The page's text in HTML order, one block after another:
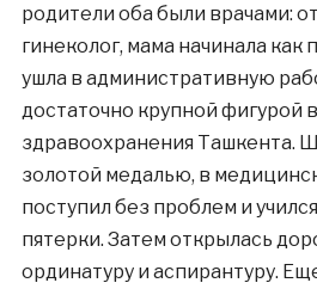
родители оба были врачами:
гинеколог, мама начинала как
ушла в административную
достаточно крупной фигурой
здравоохранения Ташкента.
золотой медалью, в
поступил без проблем и
пятерки. Затем открылась
ординатуру и аспирантуру.